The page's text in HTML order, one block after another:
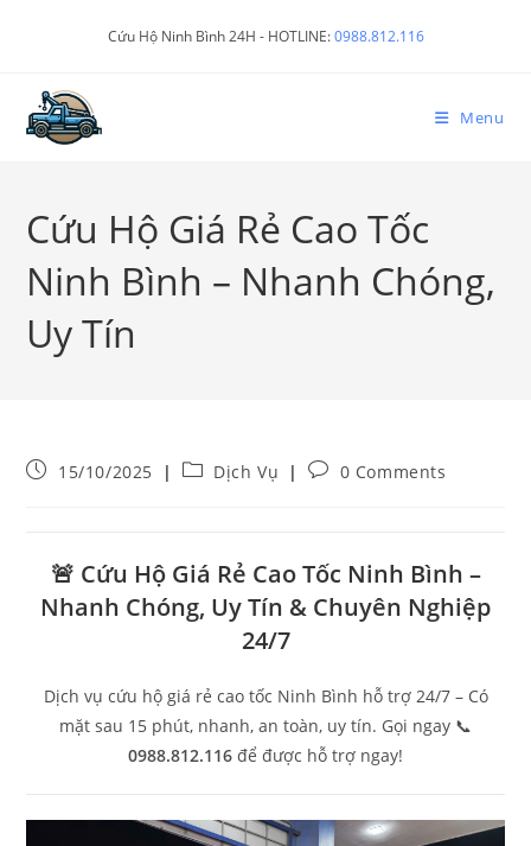
Cứu Hộ Ninh Bình 24H - HOTLINE:0988.812.116
Menu
Cứu Hộ Giá Rẻ Cao Tốc
Ninh Bình – Nhanh Chóng,
Uy Tín
15/10/2025 Dịch Vụ 0 Comments
🚨 Cứu Hộ Giá Rẻ Cao Tốc Ninh Bình –
Nhanh Chóng, Uy Tín & Chuyên Nghiệp
24/7
Dịch vụ cứu hộ giá rẻ cao tốc Ninh Bình hỗ trợ 24/7 – Có
mặt sau 15 phút, nhanh, an toàn, uy tín. Gọi ngay 📞
0988.812.116 để được hỗ trợ ngay!